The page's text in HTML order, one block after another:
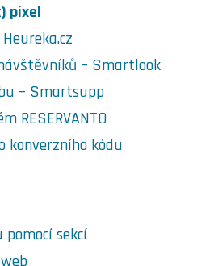
pixel
– Smartlook
– Smartsupp
RESERVANTO
konverzního kódu
pomocí sekcí